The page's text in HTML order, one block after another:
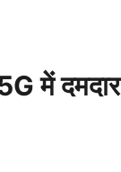
में दमदार